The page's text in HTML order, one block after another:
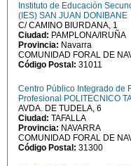
Instituto de Educación
(IES) SAN JUAN DONIBANE
C/ CAMINO BIURDANA, 1
Ciudad: PAMPLONA/IRUÑA
Provincia: Navarra
COMUNIDAD FORAL DE
Código Postal: 31011
Centro Público Integrado de
Profesional POLITECNICO
AVDA. DE TUDELA, 6
Ciudad: TAFALLA
Provincia: NAVARRA
COMUNIDAD FORAL DE
Código Postal: 31300